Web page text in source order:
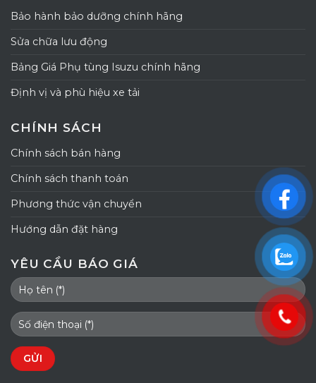
Bảo hành bảo dưỡng chính hãng
Sửa chữa lưu động
Bảng Giá Phụ tùng Isuzu chính hãng
Định vị và phù hiệu xe tải
CHÍNH SÁCH
Chính sách bán hàng
Chính sách thanh toán
Phương thức vận chuyển
Hướng dẫn đặt hàng
YÊU CẦU BÁO GIÁ